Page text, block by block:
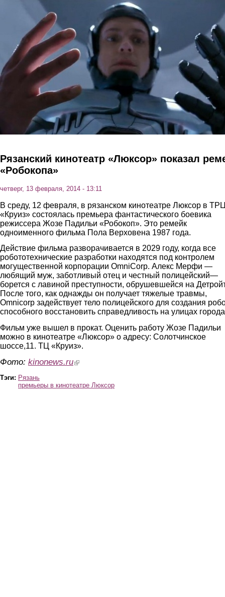
Перейти к основному содержанию
Рязанский кинотеатр «Люксор» показал
«Робокопа»
четверг, 13 февраля, 2014 - 13:11
В среду, 12 февраля, в рязанском кинотеатре Люксор в
«Круиз» состоялась премьера фантастического боевика
режиссера Жозе Падильи «Робокоп». Это ремейк
одноименного фильма Пола Верховена 1987 года.
Действие фильма разворачивается в 2029 году, когда все
робототехнические разработки находятся под контролем
могущественной корпорации OmniCorp. Алекс Мерфи —
любящий муж, заботливый отец и честный полицейский—
борется с лавиной преступности, обрушевшейся на
После того, как однажды он получает тяжелые травмы,
Omnicorp задействует тело полицейского для создания
способного восстановить справедливость на улицах
Фильм уже вышел в прокат. Оценить работу Жозе Падильи
можно в кинотеатре «Люксор» о адресу: Солотчинское
шоссе,11. ТЦ «Круиз».
Фото: kinonews.ru(link is external)
Тэги: Рязань
премьеры в кинотеатре Люксор